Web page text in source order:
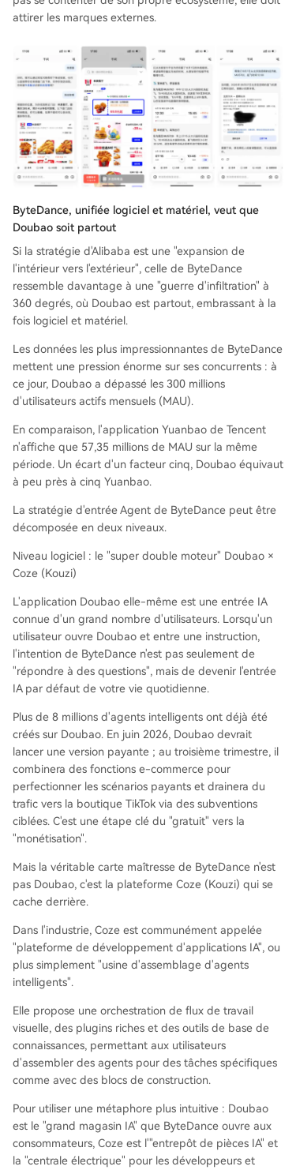
attirer les marques externes.
ByteDance, unifiée logiciel et matériel, veut que
Doubao soit partout
Si la stratégie d'Alibaba est une "expansion de
l'intérieur vers l'extérieur", celle de ByteDance
ressemble davantage à une "guerre d'infiltration" à
360 degrés, où Doubao est partout, embrassant à la
fois logiciel et matériel.
Les données les plus impressionnantes de ByteDance
mettent une pression énorme sur ses concurrents : à
ce jour, Doubao a dépassé les 300 millions
d'utilisateurs actifs mensuels (MAU).
En comparaison, l'application Yuanbao de Tencent
n'affiche que 57,35 millions de MAU sur la même
période. Un écart d'un facteur cinq, Doubao équivaut
à peu près à cinq Yuanbao.
La stratégie d'entrée Agent de ByteDance peut être
décomposée en deux niveaux.
Niveau logiciel : le "super double moteur" Doubao ×
Coze (Kouzi)
L'application Doubao elle-même est une entrée IA
connue d'un grand nombre d'utilisateurs. Lorsqu'un
utilisateur ouvre Doubao et entre une instruction,
l'intention de ByteDance n'est pas seulement de
"répondre à des questions", mais de devenir l'entrée
IA par défaut de votre vie quotidienne.
Plus de 8 millions d'agents intelligents ont déjà été
créés sur Doubao. En juin 2026, Doubao devrait
lancer une version payante ; au troisième trimestre, il
combinera des fonctions e-commerce pour
perfectionner les scénarios payants et drainera du
trafic vers la boutique TikTok via des subventions
ciblées. C'est une étape clé du "gratuit" vers la
"monétisation".
Mais la véritable carte maîtresse de ByteDance n'est
pas Doubao, c'est la plateforme Coze (Kouzi) qui se
cache derrière.
Dans l'industrie, Coze est communément appelée
"plateforme de développement d'applications IA", ou
plus simplement "usine d'assemblage d'agents
intelligents".
Elle propose une orchestration de flux de travail
visuelle, des plugins riches et des outils de base de
connaissances, permettant aux utilisateurs
d'assembler des agents pour des tâches spécifiques
comme avec des blocs de construction.
Pour utiliser une métaphore plus intuitive : Doubao
est le "grand magasin IA" que ByteDance ouvre aux
consommateurs, Coze est l'"entrepôt de pièces IA" et
la "centrale électrique" pour les développeurs et